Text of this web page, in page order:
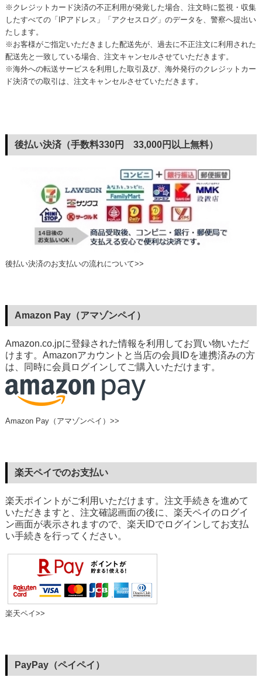
※クレジットカード決済の不正利用が発覚した場合、注文時に監視・収集
したすべての「IPアドレス」「アクセスログ」のデータを、警察へ提出い
たします。
※お客様がご指定いただきました配送先が、過去に不正注文に利用された
配送先と一致している場合、注文キャンセルさせていただきます。
※海外への転送サービスを利用した取引及び、海外発行のクレジットカー
ド決済での取引は、注文キャンセルさせていただきます。
後払い決済（手数料330円 33,000円以上無料）
後払い決済のお支払いの流れについて>>
Amazon Pay（アマゾンペイ）
Amazon.co.jpに登録された情報を利用してお買い物いただ
けます。Amazonアカウントと当店の会員IDを連携済みの方
は、同時に会員ログインしてご購入いただけます。
Amazon Pay（アマゾンペイ）>>
楽天ペイでのお支払い
楽天ポイントがご利用いただけます。注文手続きを進めて
いただきますと、注文確認画面の後に、楽天ペイのログイ
ン画面が表示されますので、楽天IDでログインしてお支払
い手続きを行ってください。
楽天ペイ>>
PayPay（ペイペイ）